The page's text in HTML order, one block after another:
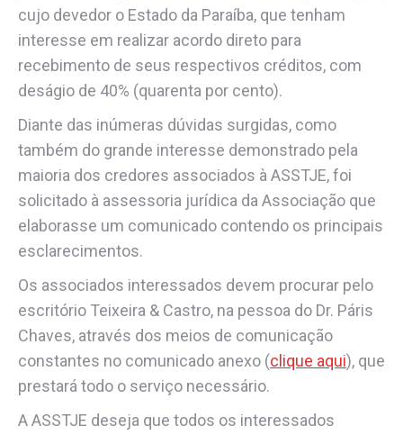
cujo devedor o Estado da Paraíba, que tenham
interesse em realizar acordo direto para
recebimento de seus respectivos créditos, com
deságio de 40% (quarenta por cento).
Diante das inúmeras dúvidas surgidas, como
também do grande interesse demonstrado pela
maioria dos credores associados à ASSTJE, foi
solicitado à assessoria jurídica da Associação que
elaborasse um comunicado contendo os principais
esclarecimentos.
Os associados interessados devem procurar pelo
escritório Teixeira & Castro, na pessoa do Dr. Páris
Chaves, através dos meios de comunicação
constantes no comunicado anexo (clique aqui), que
prestará todo o serviço necessário.
A ASSTJE deseja que todos os interessados